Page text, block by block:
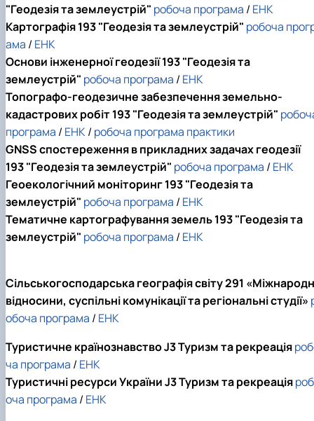
"Геодезія та землеустрій" робоча програма / ЕНК
Картографія 193 "Геодезія та землеустрій" робоча
ама / ЕНК
Основи інженерної геодезії 193 "Геодезія та
землеустрій" робоча програма / ЕНК
Топографо-геодезичне забезпечення земельно-
кадастровихробіт 193 "Геодезія та землеустрій"
програма / ЕНК/ робоча програма практики
GNSS спостереження в прикладних задачах геодезії
193 "Геодезія та землеустрій" робоча програма / ЕНК
Геоекологічний моніторинг 193 "Геодезія та
землеустрій" робоча програма / ЕНК
Тематичне картографування земель 193 "Геодезія та
землеустрій" робоча програма / ЕНК
Сільськогосподарська географія світу 291
відносини, суспільні комунікації та регіональні студії»
обоча програма / ЕНК
Туристичне країнознавство J3 Туризм та рекреація
ча програма / ЕНК
Туристичні ресурси України J3 Туризм та рекреаціяроб
оча програма / ЕНК